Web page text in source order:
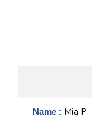
Name : Mia P